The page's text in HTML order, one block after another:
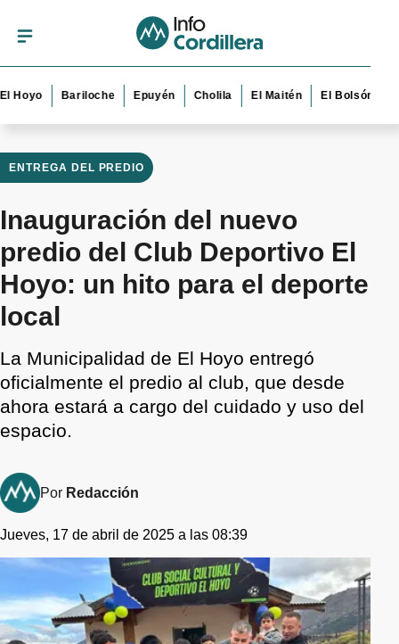
Bariloche Epuyén Cholila El Maitén El Bolsón Esquel
ENTREGA DEL PREDIO
Inauguración del nuevo
predio del Club Deportivo El
Hoyo: un hito para el deporte
local
La Municipalidad de El Hoyo entregó
oficialmente el predio al club, que desde
ahora estará a cargo del cuidado y uso del
espacio.
Por Redacción
Jueves, 17 de abril de 2025 a las 08:39